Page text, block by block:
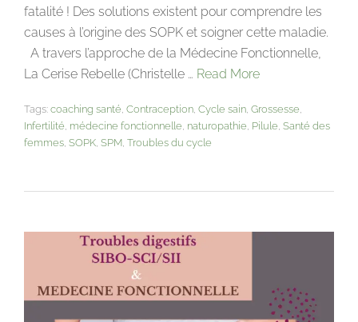
fatalité ! Des solutions existent pour comprendre les
causes à l’origine des SOPK et soigner cette maladie.
A travers l’approche de la Médecine Fonctionnelle,
La Cerise Rebelle (Christelle … Read More
Tags: coaching santé, Contraception, Cycle sain, Grossesse,
Infertilité, médecine fonctionnelle, naturopathie, Pilule, Santé des
femmes, SOPK, SPM, Troubles du cycle